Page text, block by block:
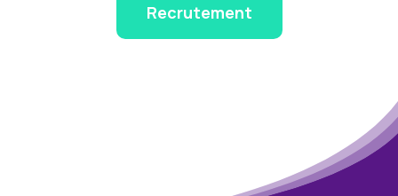
Recrutement